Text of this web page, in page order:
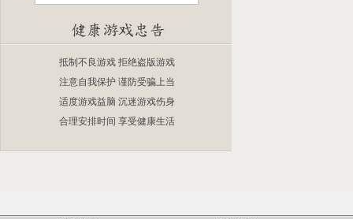
抵制不良游戏 拒绝盗版游戏
注意自我保护 谨防受骗上当
适度游戏益脑 沉迷游戏伤身
合理安排时间 享受健康生活